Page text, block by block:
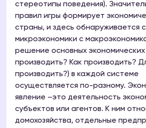
стереотипы поведения).
правил игры формирует
страны, и здесь обнаруживается
микроэкономики с
решение основных
производить? Как производить?
производить?) в каждой системе
осуществляется по-разному.
явление –это деятельность
субъектов или агентов. К ним
домохозяйства, отдельные